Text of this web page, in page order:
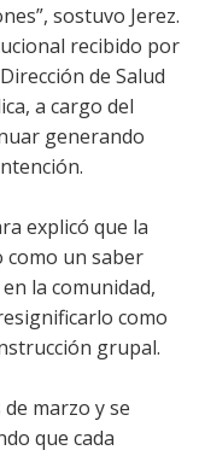
sostuvo Jerez.
recibido por
de Salud
a cargo del
generando
explicó que la
un saber
la comunidad,
como
grupal.
marzo y se
que cada